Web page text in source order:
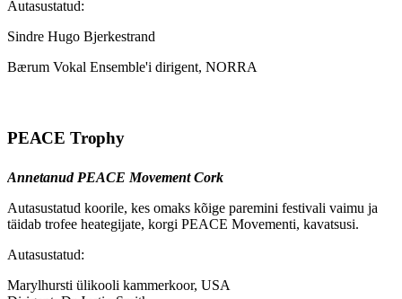
Autasustatud:
Sindre Hugo Bjerkestrand
Bærum Vokal Ensemble'i dirigent, NORRA
PEACE Trophy
Annetanud PEACE Movement Cork
Autasustatud koorile, kes omaks kõige paremini festivali vaimu ja
täidab trofee heategijate, korgi PEACE Movementi, kavatsusi.
Autasustatud:
Marylhursti ülikooli kammerkoor, USA